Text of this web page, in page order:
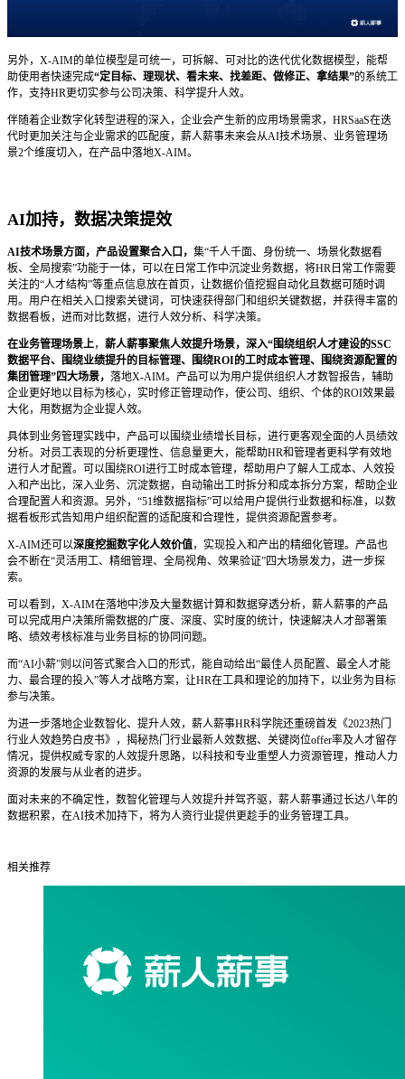
另外，X-AIM的单位模型是可统一，可拆解、可对比的迭代优化数据模型，能帮
助使用者快速完成“定目标、理现状、看未来、找差距、做修正、拿结果”的系统工
作，支持HR更切实参与公司决策、科学提升人效。
伴随着企业数字化转型进程的深入，企业会产生新的应用场景需求，HRSaaS在迭
代时更加关注与企业需求的匹配度，薪人薪事未来会从AI技术场景、业务管理场
景2个维度切入，在产品中落地X-AIM。
AI加持，数据决策提效
AI技术场景方面，产品设置聚合入口， 集“千人千面、身份统一、场景化数据看
板、全局搜索”功能于一体，可以在日常工作中沉淀业务数据，将HR日常工作需要
关注的“人才结构”等重点信息放在首页，让数据价值挖掘自动化且数据可随时调
用。用户在相关入口搜索关键词，可快速获得部门和组织关键数据，并获得丰富的
数据看板，进而对比数据，进行人效分析、科学决策。
在业务管理场景上， 薪人薪事聚焦人效提升场景，深入“围绕组织人才建设的SSC
数据平台、围绕业绩提升的目标管理、围绕ROI的工时成本管理、围绕资源配置的
集团管理”四大场景， 落地X-AIM。产品可以为用户提供组织人才数智报告，辅助
企业更好地以目标为核心，实时修正管理动作，使公司、组织、个体的ROI效果最
大化，用数据为企业提人效。
具体到业务管理实践中，产品可以围绕业绩增长目标，进行更客观全面的人员绩效
分析。对员工表现的分析更理性、信息量更大，能帮助HR和管理者更科学有效地
进行人才配置。可以围绕ROI进行工时成本管理，帮助用户了解人工成本、人效投
入和产出比，深入业务、沉淀数据，自动输出工时拆分和成本拆分方案，帮助企业
合理配置人和资源。另外，“51维数据指标”可以给用户提供行业数据和标准，以数
据看板形式告知用户组织配置的适配度和合理性，提供资源配置参考。
X-AIM还可以深度挖掘数字化人效价值，实现投入和产出的精细化管理。产品也
会不断在“灵活用工、精细管理、全局视角、效果验证”四大场景发力，进一步探
索。
可以看到，X-AIM在落地中涉及大量数据计算和数据穿透分析，薪人薪事的产品
可以完成用户决策所需数据的广度、深度、实时度的统计，快速解决人才部署策
略、绩效考核标准与业务目标的协同问题。
而“AI小薪”则以问答式聚合入口的形式，能自动给出“最佳人员配置、最全人才能
力、最合理的投入”等人才战略方案，让HR在工具和理论的加持下，以业务为目标
参与决策。
为进一步落地企业数智化、提升人效，薪人薪事HR科学院还重磅首发《2023热门
行业人效趋势白皮书》，揭秘热门行业最新人效数据、关键岗位offer率及人才留存
情况，提供权威专家的人效提升思路，以科技和专业重塑人力资源管理，推动人力
资源的发展与从业者的进步。
面对未来的不确定性，数智化管理与人效提升并驾齐驱，薪人薪事通过长达八年的
数据积累，在AI技术加持下，将为人资行业提供更趁手的业务管理工具。
相关推荐